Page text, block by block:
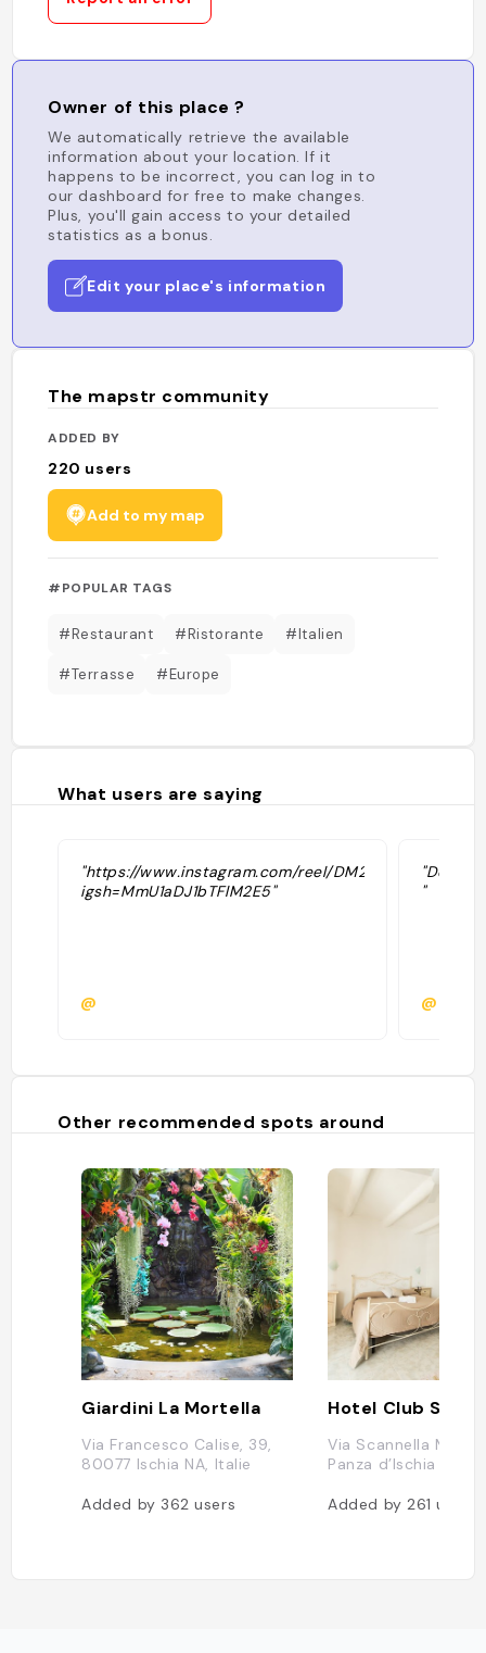
Owner of this place ?
We automatically retrieve the available
information about your location. If it
happens to be incorrect, you can log in to
our dashboard for free to make changes.
Plus, you'll gain access to your detailed
statistics as a bonus.
Edit your place's information
The mapstr community
ADDED BY
220 users
Add to my map
#POPULAR TAGS
#Restaurant #Ristorante #Italien
#Terrasse #Europe
What users are saying
"https://www.instagram.com/reel/DM2D9r1oeWQ/?
igsh=MmU1aDJ1bTFlM2E5"
@
"
Other recommended spots around
Giardini La Mortella
Via Francesco Calise, 39,
80077 Ischia NA, Italie
Added by 362users
Hotel Club
Via Scannella Mare,
Panza d’Ischia NA,
Added by 261users